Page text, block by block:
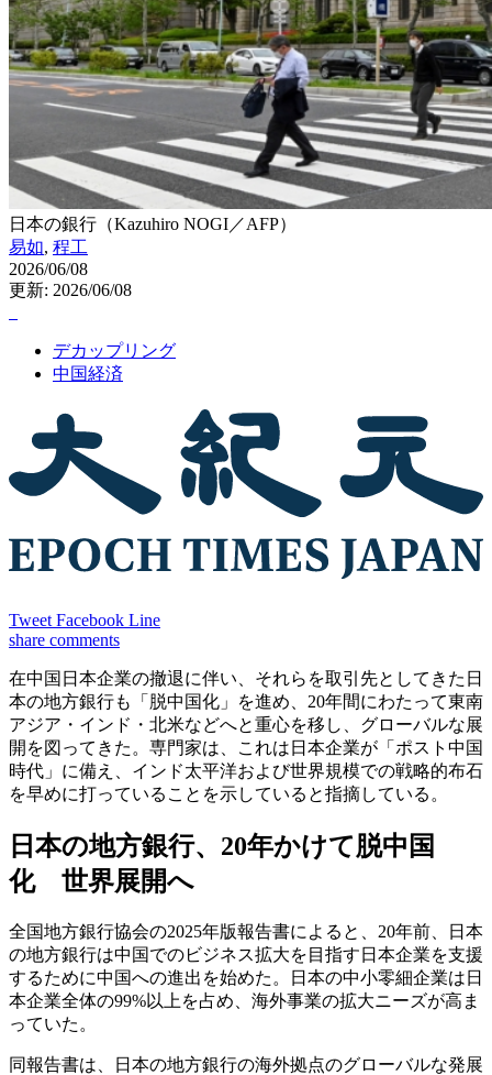
日本の銀行（Kazuhiro NOGI／AFP）
易如, 程工
2026/06/08
更新: 2026/06/08
デカップリング
中国経済
Tweet Facebook Line
share comments
在中国日本企業の撤退に伴い、それらを取引先としてきた日
本の地方銀行も「脱中国化」を進め、20年間にわたって東南
アジア・インド・北米などへと重心を移し、グローバルな展
開を図ってきた。専門家は、これは日本企業が「ポスト中国
時代」に備え、インド太平洋および世界規模での戦略的布石
を早めに打っていることを示していると指摘している。
日本の地方銀行、20年かけて脱中国
化 世界展開へ
全国地方銀行協会の2025年版報告書によると、20年前、日本
の地方銀行は中国でのビジネス拡大を目指す日本企業を支援
するために中国への進出を始めた。日本の中小零細企業は日
本企業全体の99%以上を占め、海外事業の拡大ニーズが高ま
っていた。
同報告書は、日本の地方銀行の海外拠点のグローバルな発展